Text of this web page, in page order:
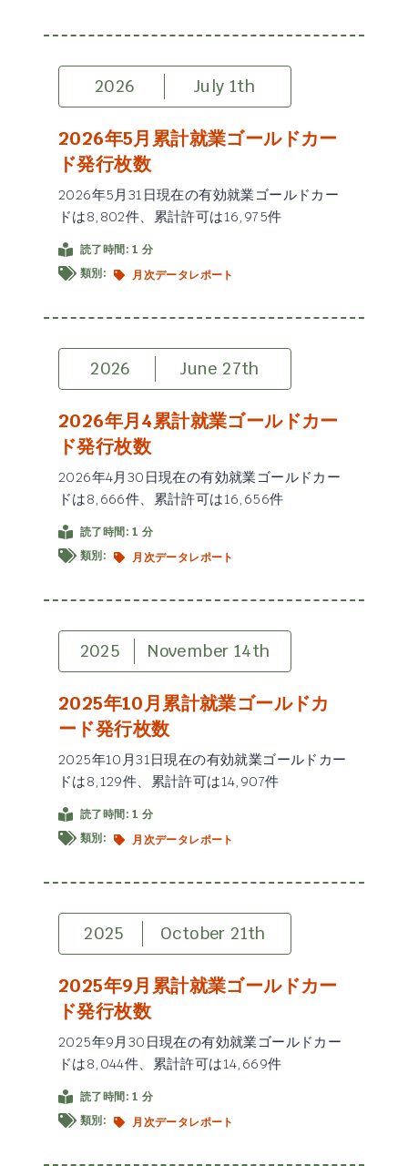
2026 July 1th
2026年5月累計就業ゴールドカー
ド発行枚数
2026年5月31日現在の有効就業ゴールドカー
ドは8,802件、累計許可は16,975件
読了時間: 1 分
類別:
月次データレポート
2026 June 27th
2026年月4累計就業ゴールドカー
ド発行枚数
2026年4月30日現在の有効就業ゴールドカー
ドは8,666件、累計許可は16,656件
読了時間: 1 分
類別:
月次データレポート
2025 November 14th
2025年10月累計就業ゴールドカ
ード発行枚数
2025年10月31日現在の有効就業ゴールドカー
ドは8,129件、累計許可は14,907件
読了時間: 1 分
類別:
月次データレポート
2025 October 21th
2025年9月累計就業ゴールドカー
ド発行枚数
2025年9月30日現在の有効就業ゴールドカー
ドは8,044件、累計許可は14,669件
読了時間: 1 分
類別:
月次データレポート